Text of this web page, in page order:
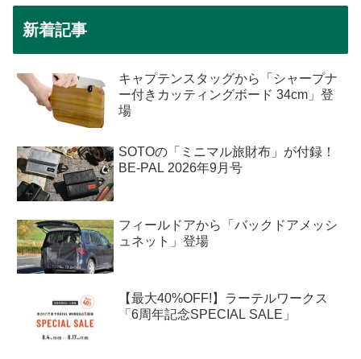
新着記事
キャプテンスタッグから「シャープナ
ー付きカッティングボード 34cm」登
場
SOTOの「ミニマル旅財布」が付録！
BE-PAL 2026年9月号
フィールドアから「バックドアメッシ
ュネット」登場
【最大40%OFF!】ラーテルワークス
「6周年記念SPECIAL SALE」